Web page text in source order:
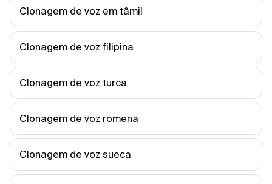
Clonagem de voz em tâmil
Clonagem de voz filipina
Clonagem de voz turca
Clonagem de voz romena
Clonagem de voz sueca